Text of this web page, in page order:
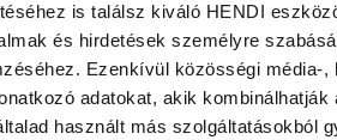
is találsz kiváló HENDI
és hirdetések személyre
Ezenkívül közösségi média-
adatokat, akik
használt más szolgáltatásokból